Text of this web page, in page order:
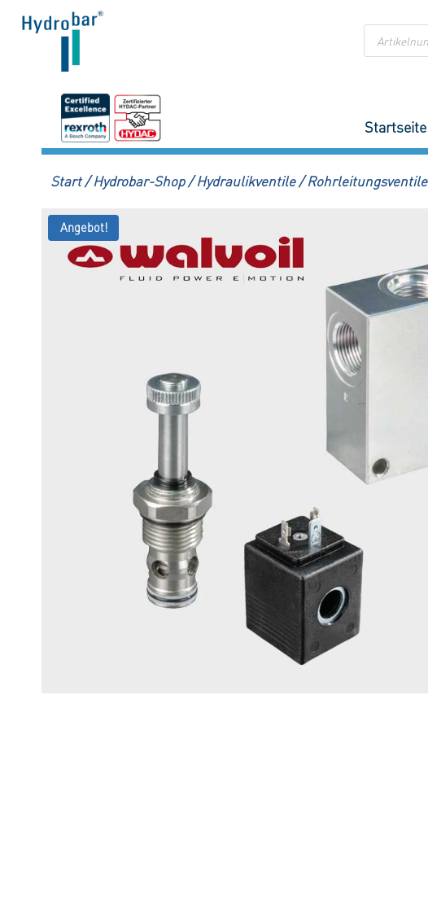
Inhalt
Products
search
Startseite
Start / Hydrobar-Shop / Hydraulikventile / Rohrleitungsventile
Angebot!